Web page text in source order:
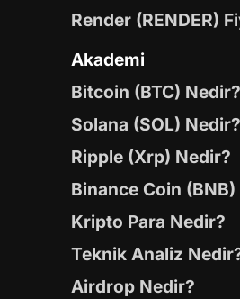
Render (RENDER)
Akademi
Bitcoin (BTC) Nedir?
Solana (SOL) Nedir?
Ripple (Xrp) Nedir?
Binance Coin
Kripto Para Nedir?
Teknik Analiz
Airdrop Nedir?